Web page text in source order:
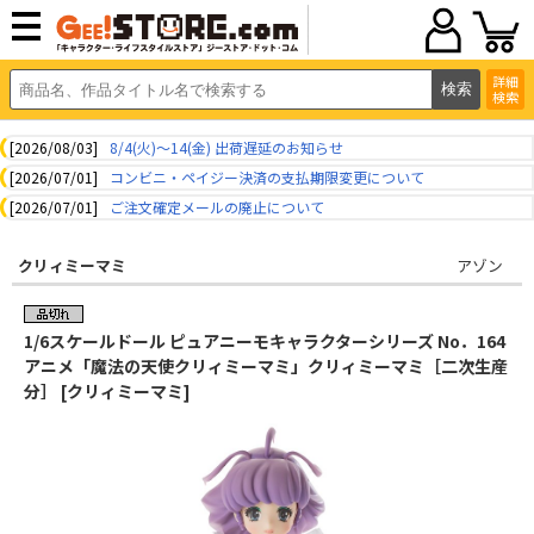
詳細
検索
[2026/08/03]
8/4(火)～14(金) 出荷遅延のお知らせ
[2026/07/01]
コンビニ・ペイジー決済の支払期限変更について
[2026/07/01]
ご注文確定メールの廃止について
クリィミーマミ アゾン
1/6スケールドール ピュアニーモキャラクターシリーズ No．164
アニメ「魔法の天使クリィミーマミ」クリィミーマミ［二次生産
分］ [クリィミーマミ]